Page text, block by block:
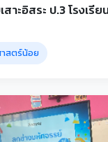
าะอิสระ ป.3 โรงเรีย
สตร์น้อย